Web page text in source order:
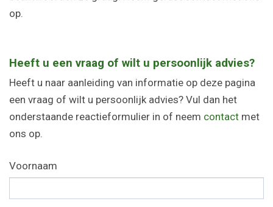
op.
Heeft u een vraag of wilt u persoonlijk advies?
Heeft u naar aanleiding van informatie op deze pagina
een vraag of wilt u persoonlijk advies? Vul dan het
onderstaande reactieformulier in of neem contact met
ons op.
Voornaam